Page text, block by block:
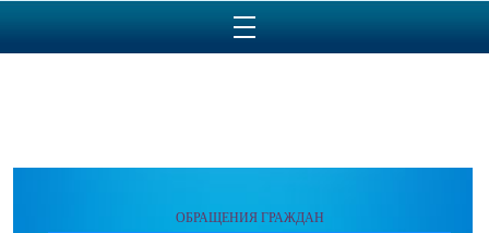
ОБРАЩЕНИЯ ГРАЖДАН